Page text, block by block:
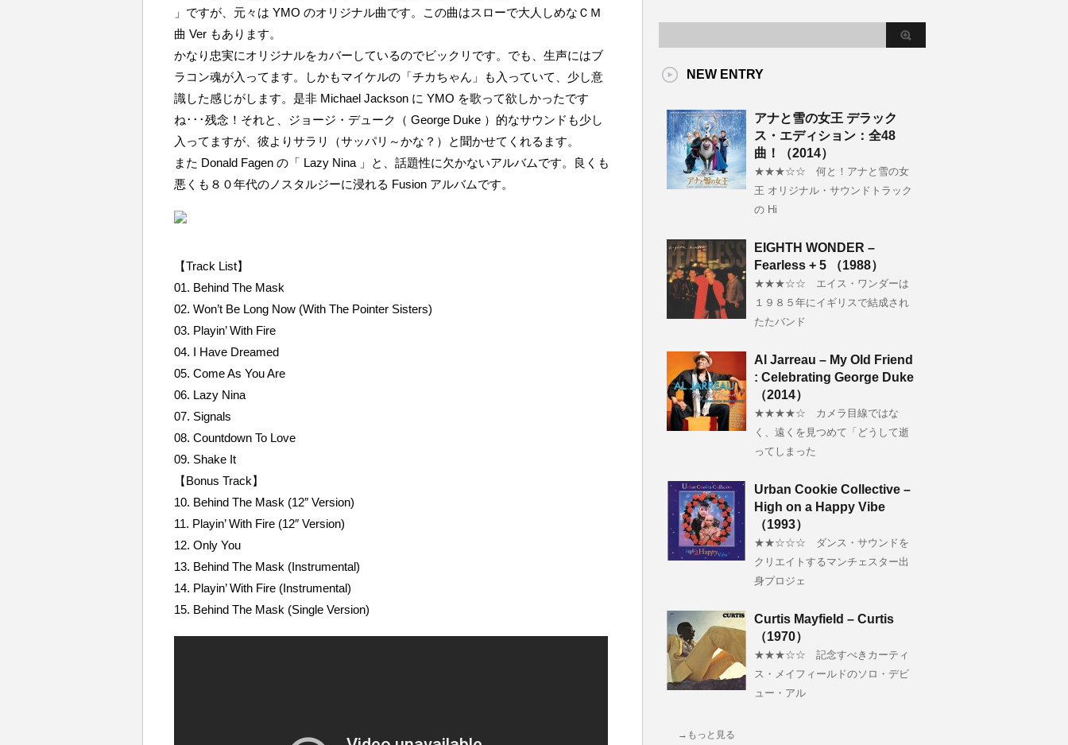
」ですが、元々は YMO のオリジナル曲です。この曲はスローで大人しめなＣＭ
曲 Ver もあります。
かなり忠実にオリジナルをカバーしているのでビックリです。でも、生声にはブ
ラコン魂が入ってます。しかもマイケルの「チカちゃん」も入っていて、少し意
識した感じがします。是非 Michael Jackson に YMO を歌って欲しかったです
ね･･･残念！それと、ジョージ・デューク（ George Duke ）的なサウンドも少し
入ってますが、彼よりサラリ（サッパリ～かな？）と聞かせてくれるます。
また Donald Fagen の「 Lazy Nina 」と、話題性に欠かないアルバムです。良くも
悪くも８０年代のノスタルジーに浸れる Fusion アルバムです。
【Track List】
01. Behind The Mask
02. Won’t Be Long Now (With The Pointer Sisters)
03. Playin’ With Fire
04. I Have Dreamed
05. Come As You Are
06. Lazy Nina
07. Signals
08. Countdown To Love
09. Shake It
【Bonus Track】
10. Behind The Mask (12″ Version)
11. Playin’ With Fire (12″ Version)
12. Only You
13. Behind The Mask (Instrumental)
14. Playin’ With Fire (Instrumental)
15. Behind The Mask (Single Version)
NEW ENTRY
アナと雪の女王 デラック
ス・エディション：全48
曲！（2014）
★★★☆☆ 何と！アナと雪の女
王 オリジナル・サウンドトラック
の Hi
EIGHTH WONDER –
Fearless + 5 （1988）
★★★☆☆ エイス・ワンダーは
１９８５年にイギリスで結成され
たたバンド
Al Jarreau – My Old Friend
: Celebrating George Duke
（2014）
★★★★☆ カメラ目線ではな
く、遠くを見つめて「どうして逝
ってしまった
Urban Cookie Collective –
High on a Happy Vibe
（1993）
★★☆☆☆ ダンス・サウンドを
クリエイトするマンチェスター出
身プロジェ
Curtis Mayfield – Curtis
（1970）
★★★☆☆ 記念すべきカーティ
ス・メイフィールドのソロ・デビ
ュー・アル
→もっと見る